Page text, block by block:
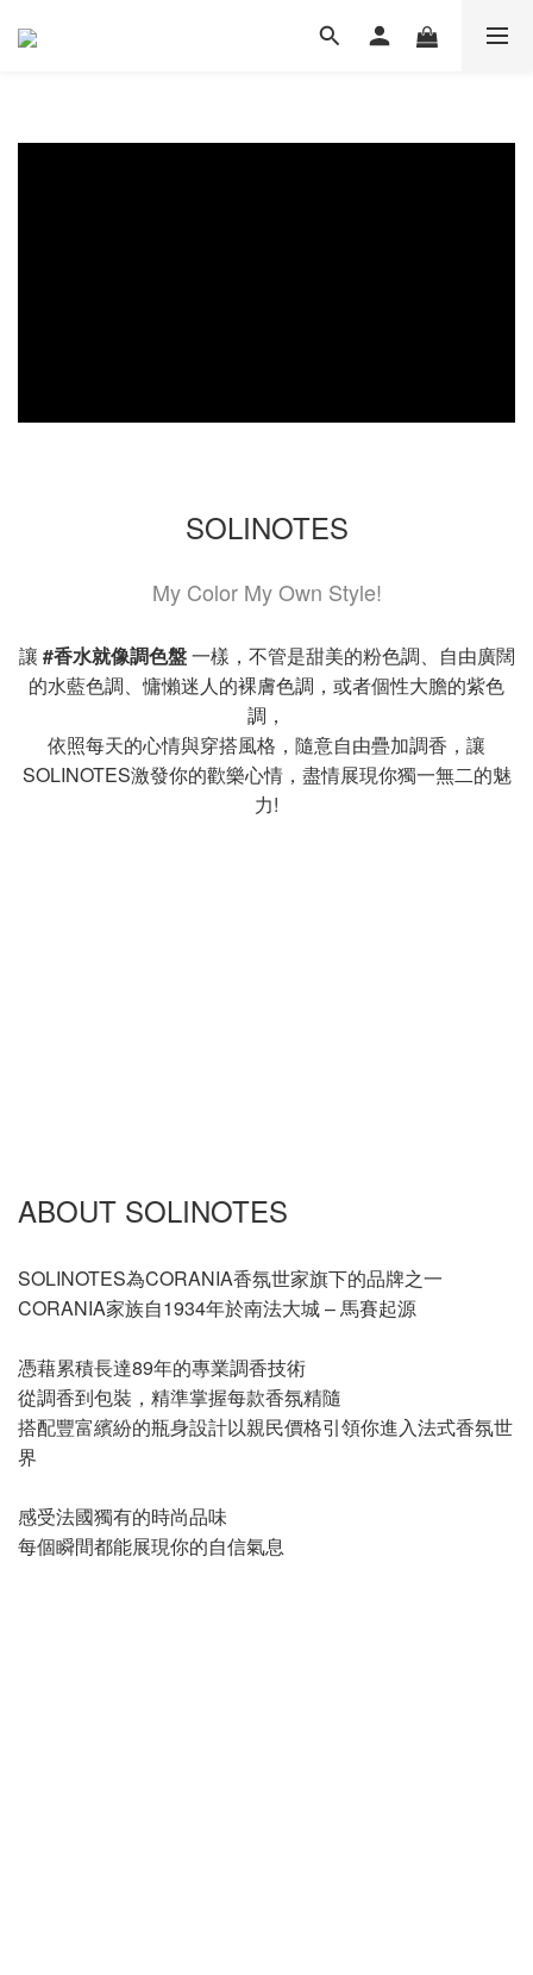
SOLINOTES
My Color My Own Style!
讓 #香水就像調色盤一樣，不管是甜美的粉色調、自由廣闊
的水藍色調、慵懶迷人的裸膚色調，或者個性大膽的紫色
調，
依照每天的心情與穿搭風格，隨意自由疊加調香，讓
SOLINOTES激發你的歡樂心情，盡情展現你獨一無二的魅
力!
ABOUT SOLINOTES
SOLINOTES為CORANIA香氛世家旗下的品牌之一
CORANIA家族自1934年於南法大城 – 馬賽起源
憑藉累積長達89年的專業調香技術
從調香到包裝，精準掌握每款香氛精隨
搭配豐富繽紛的瓶身設計以親民價格引領你進入法式香氛世
界
感受法國獨有的時尚品味
每個瞬間都能展現你的自信氣息